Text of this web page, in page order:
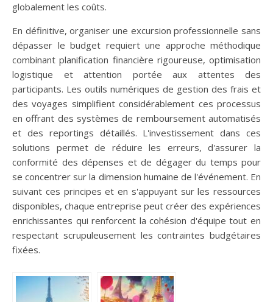
globalement les coûts.
En définitive, organiser une excursion professionnelle sans
dépasser le budget requiert une approche méthodique
combinant planification financière rigoureuse, optimisation
logistique et attention portée aux attentes des
participants. Les outils numériques de gestion des frais et
des voyages simplifient considérablement ces processus
en offrant des systèmes de remboursement automatisés
et des reportings détaillés. L'investissement dans ces
solutions permet de réduire les erreurs, d'assurer la
conformité des dépenses et de dégager du temps pour
se concentrer sur la dimension humaine de l'événement. En
suivant ces principes et en s'appuyant sur les ressources
disponibles, chaque entreprise peut créer des expériences
enrichissantes qui renforcent la cohésion d'équipe tout en
respectant scrupuleusement les contraintes budgétaires
fixées.